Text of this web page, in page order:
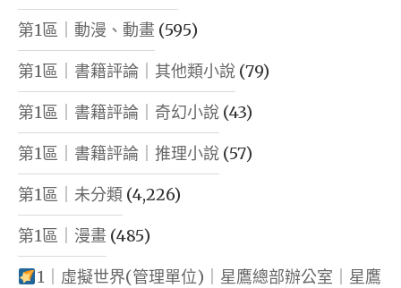
第1區｜動漫、動畫 (595)
第1區｜書籍評論｜其他類小說 (79)
第1區｜書籍評論｜奇幻小說 (43)
第1區｜書籍評論｜推理小說 (57)
第1區｜未分類 (4,226)
第1區｜漫畫 (485)
1｜虛擬世界(管理單位)｜星鷹總部辦公室｜星鷹